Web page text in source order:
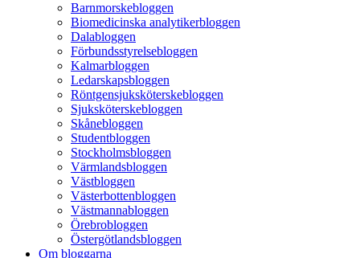
Barnmorskebloggen
Biomedicinska analytikerbloggen
Dalabloggen
Förbundsstyrelsebloggen
Kalmarbloggen
Ledarskapsbloggen
Röntgensjuksköterskebloggen
Sjuksköterskebloggen
Skånebloggen
Studentbloggen
Stockholmsbloggen
Värmlandsbloggen
Västbloggen
Västerbottenbloggen
Västmannabloggen
Örebrobloggen
Östergötlandsbloggen
Om bloggarna